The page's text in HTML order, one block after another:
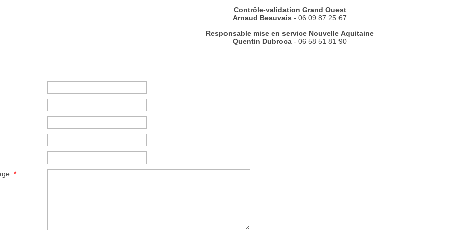
Contrôle-validation Grand Ouest
Arnaud Beauvais - 06 09 87 25 67
Responsable mise en service Nouvelle Aquitaine
Quentin Dubroca - 06 58 51 81 90
* :